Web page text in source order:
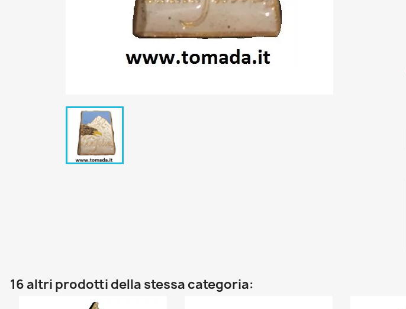
16 altri prodotti della stessa categoria: